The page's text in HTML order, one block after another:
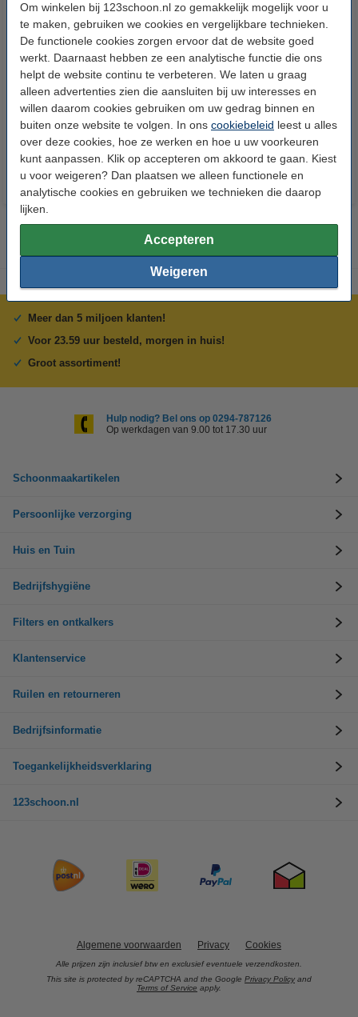
Om winkelen bij 123schoon.nl zo gemakkelijk mogelijk voor u
te maken, gebruiken we cookies en vergelijkbare technieken.
De functionele cookies zorgen ervoor dat de website goed
werkt. Daarnaast hebben ze een analytische functie die ons
helpt de website continu te verbeteren. We laten u graag
alleen advertenties zien die aansluiten bij uw interesses en
willen daarom cookies gebruiken om uw gedrag binnen en
buiten onze website te volgen. In ons cookiebeleid leest u alles
over deze cookies, hoe ze werken en hoe u uw voorkeuren
kunt aanpassen. Klik op accepteren om akkoord te gaan. Kiest
u voor weigeren? Dan plaatsen we alleen functionele en
analytische cookies en gebruiken we technieken die daarop
lijken.
Accepteren
Weigeren
Aanbieding: 20 rollen
Vuilniszakken 60 liter | 20
zakken per rol | LDPE | Grijs |
123schoon
€ 47,50 Inclusief 21% BTW
Aanbieding: Pampers
billendoekjes Fresh Clean 12 x
52 stuks (624 doekjes)
€ 16,99 Inclusief 21% BTW
Meer dan 5 miljoen klanten!
Voor 23.59 uur besteld, morgen in huis!
Groot assortiment!
Hulp nodig? Bel ons op 0294-787126
Op werkdagen van 9.00 tot 17.30 uur
Schoonmaakartikelen
Persoonlijke verzorging
Huis en Tuin
Bedrijfshygiëne
Filters en ontkalkers
Klantenservice
Ruilen en retourneren
Bedrijfsinformatie
Toegankelijkheidsverklaring
123schoon.nl
Algemene voorwaarden Privacy Cookies
Alle prijzen zijn inclusief btw en exclusief eventuele verzendkosten.
This site is protected by reCAPTCHA and the Google Privacy Policy and
Terms of Service apply.